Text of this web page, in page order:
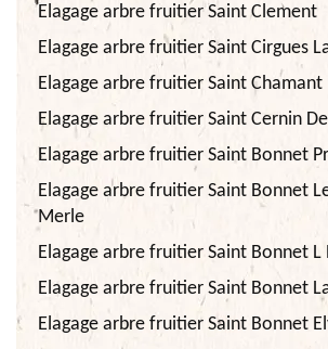
Elagage arbre fruitier Saint Clement
Elagage arbre fruitier Saint Cirgues
Elagage arbre fruitier Saint Chamant
Elagage arbre fruitier Saint Cernin
Elagage arbre fruitier Saint Bonnet
Elagage arbre fruitier Saint Bonnet
Merle
Elagage arbre fruitier Saint Bonnet
Elagage arbre fruitier Saint Bonnet
Elagage arbre fruitier Saint Bonnet